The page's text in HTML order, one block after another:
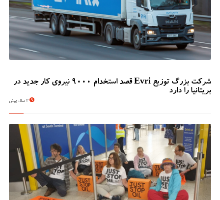
شرکت بزرگ توزیع Evri قصد استخدام ۹۰۰۰ نیروی کار جدید در
بریتانیا را دارد
2 سال پیش